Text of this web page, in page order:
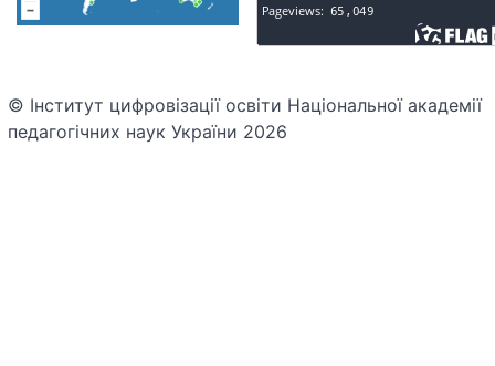
© Інститут цифровізації освіти Національної академії
педагогічних наук України 2026